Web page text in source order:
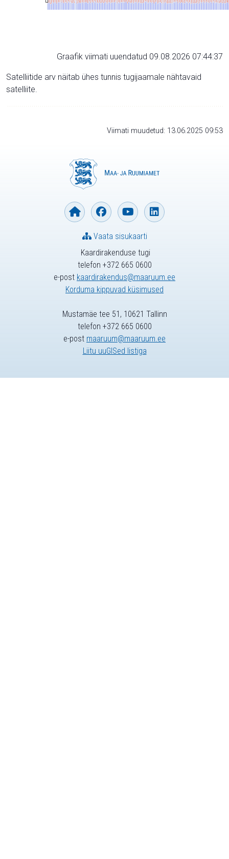
Graafik viimati uuendatud 09.08.2026 07:44:37
Satelliitide arv näitab ühes tunnis tugijaamale nähtavaid
satelliite.
Viimati muudetud: 13.06.2025 09:53
Kaardirakenduse tugi
telefon +372 665 0600
e-post kaardirakendus@maaruum.ee
Korduma kippuvad küsimused
Vaata sisukaarti
Mustamäe tee 51, 10621 Tallinn
telefon +372 665 0600
e-post maaruum@maaruum.ee
Liitu uuGISed listiga